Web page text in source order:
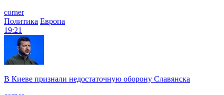
corner
Политика Европа
19:21
В Киеве признали недостаточную оборону Славянска